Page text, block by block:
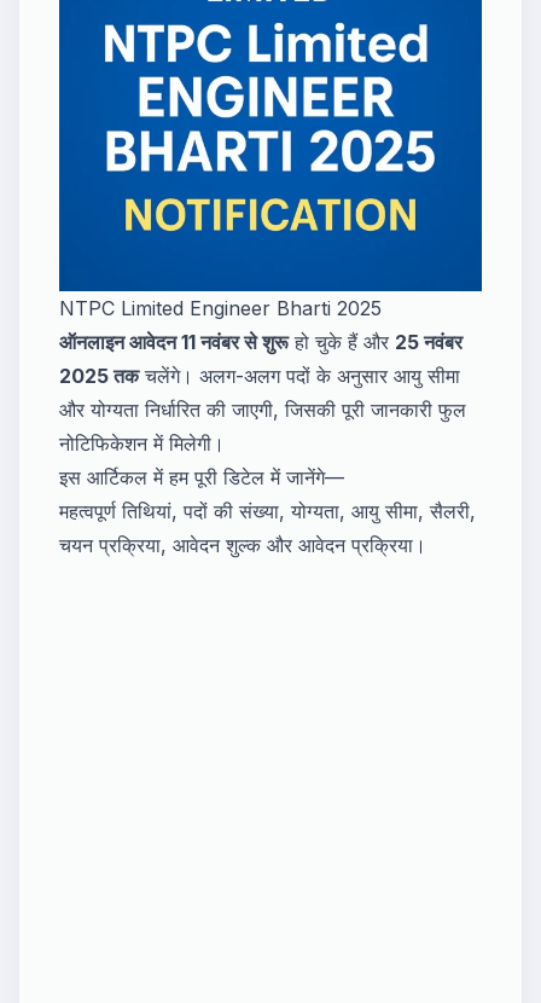
NTPC Limited Engineer Bharti 2025
ऑनलाइन आवेदन 11 नवंबर से शुरूहो चुके हैं और 25 नवंबर
2025 तकचलेंगे। अलग-अलग पदों के अनुसार आयु सीमा
और योग्यता निर्धारित की जाएगी, जिसकी पूरी जानकारी फुल
नोटिफिकेशन में मिलेगी।
इस आर्टिकल में हम पूरी डिटेल में जानेंगे—
महत्वपूर्ण तिथियां, पदों की संख्या, योग्यता, आयु सीमा, सैलरी,
चयन प्रक्रिया, आवेदन शुल्क और आवेदन प्रक्रिया।